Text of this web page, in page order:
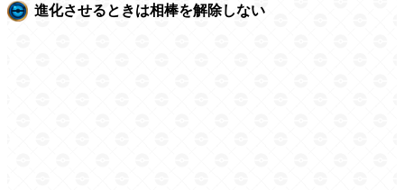
進化させるときは相棒を解除しない